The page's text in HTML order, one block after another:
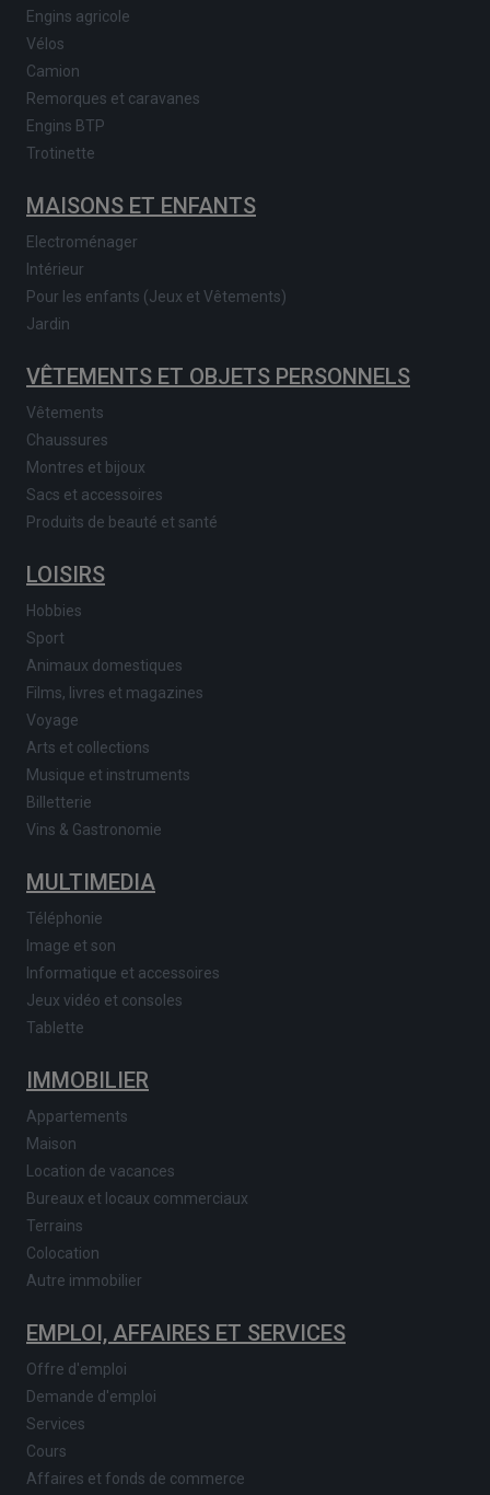
Engins agricole
Vélos
Camion
Remorques et caravanes
Engins BTP
Trotinette
MAISONS ET ENFANTS
Electroménager
Intérieur
Pour les enfants (Jeux et Vêtements)
Jardin
VÊTEMENTS ET OBJETS PERSONNELS
Vêtements
Chaussures
Montres et bijoux
Sacs et accessoires
Produits de beauté et santé
LOISIRS
Hobbies
Sport
Animaux domestiques
Films, livres et magazines
Voyage
Arts et collections
Musique et instruments
Billetterie
Vins & Gastronomie
MULTIMEDIA
Téléphonie
Image et son
Informatique et accessoires
Jeux vidéo et consoles
Tablette
IMMOBILIER
Appartements
Maison
Location de vacances
Bureaux et locaux commerciaux
Terrains
Colocation
Autre immobilier
EMPLOI, AFFAIRES ET SERVICES
Offre d'emploi
Demande d'emploi
Services
Cours
Affaires et fonds de commerce